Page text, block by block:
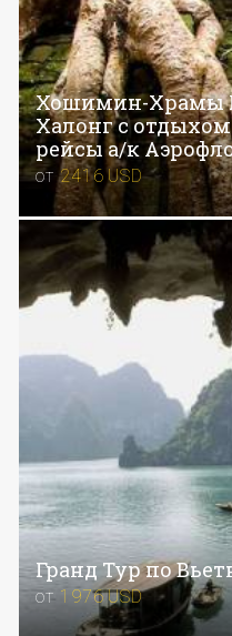
Хошимин-Храмы
Халонг с отдыхом
рейсы а/к
от2416USD
Гранд Тур по
от 1976USD